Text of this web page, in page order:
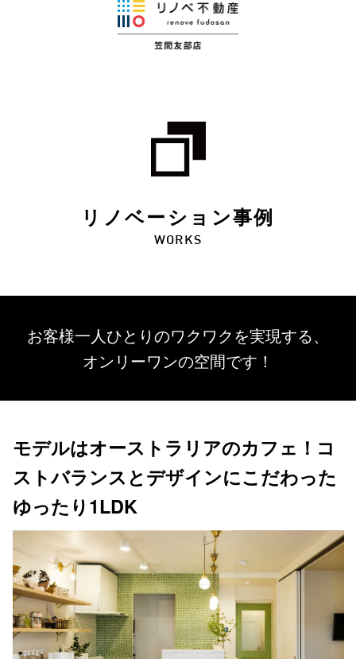
リノベーション事例
WORKS
お客様一人ひとりのワクワクを実現する、
オンリーワンの空間です！
モデルはオーストラリアのカフェ！コ
ストバランスとデザインにこだわった
ゆったり1LDK